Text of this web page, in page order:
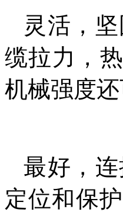
灵活，
缆拉力，
机械强度
最好，
定位和保